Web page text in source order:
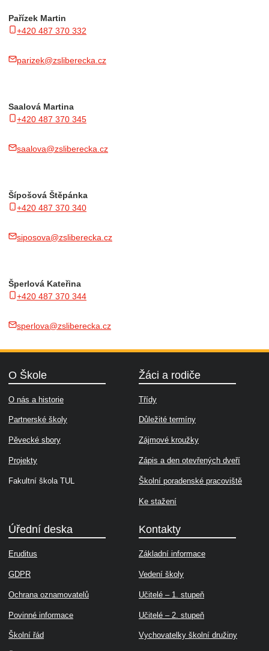
Pařízek Martin
+420 487 370 332
parizek@zsliberecka.cz
Saalová Martina
+420 487 370 345
saalova@zsliberecka.cz
Šípošová Štěpánka
+420 487 370 340
siposova@zsliberecka.cz
Šperlová Kateřina
+420 487 370 344
sperlova@zsliberecka.cz
O Škole
O nás a historie
Partnerské školy
Pěvecké sbory
Projekty
Fakultní škola TUL
Žáci a rodiče
Třídy
Důležité termíny
Zájmové kroužky
Zápis a den otevřených dveří
Školní poradenské pracoviště
Ke stažení
Úřední deska
Eruditus
GDPR
Ochrana oznamovatelů
Povinné informace
Školní řád
Kontakty
Základní informace
Vedení školy
Učitelé – 1. stupeň
Učitelé – 2. stupeň
Vychovatelky školní družiny